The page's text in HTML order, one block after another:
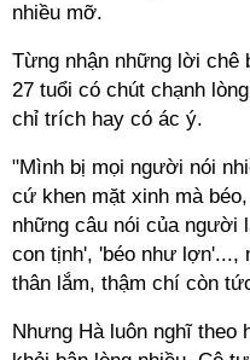
nhiều mỡ.
Từng nhận những lời chê
27 tuổi có chút chạnh
chỉ trích hay có ác ý.
"Mình bị mọi người nói
cứ khen mặt xinh mà
những câu nói của người
con tịnh', 'béo như lợn'...,
thân lắm, thậm chí còn
Nhưng Hà luôn nghĩ